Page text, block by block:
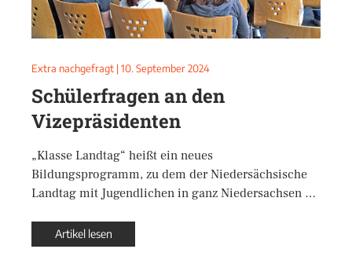
Extra nachgefragt | 10. September 2024
Schülerfragen an den
Vizepräsidenten
„Klasse Landtag“ heißt ein neues
Bildungsprogramm, zu dem der Niedersächsische
Landtag mit Jugendlichen in ganz Niedersachsen …
Artikel lesen